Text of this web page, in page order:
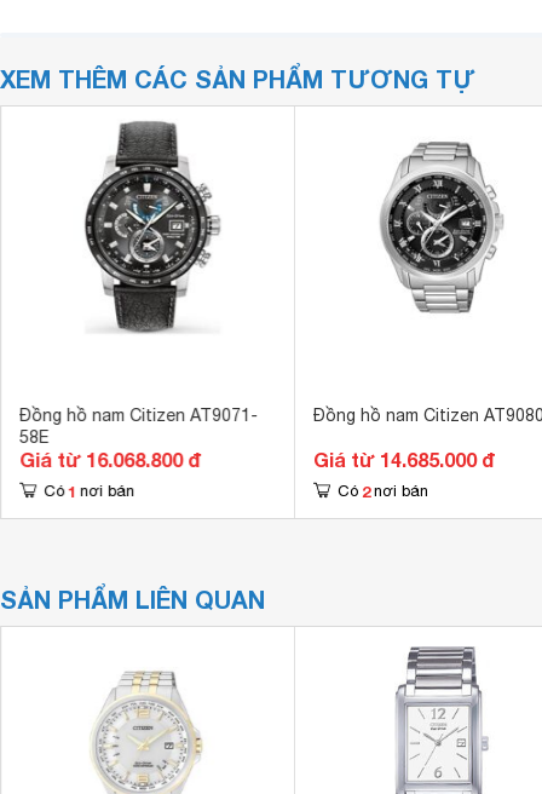
XEM THÊM CÁC SẢN PHẨM TƯƠNG TỰ
Đồng hồ nam Citizen AT9071-
58E
Giá từ 16.068.800 đ
Có 1 nơi bán
Đồng hồ nam Citizen
Giá từ 14.685.000 đ
Có 2 nơi bán
SẢN PHẨM LIÊN QUAN